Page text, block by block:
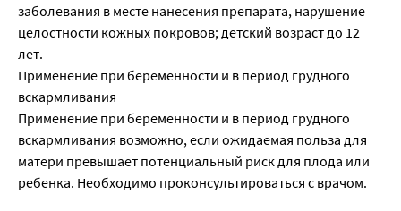
заболевания в месте нанесения препарата, нарушение
целостности кожных покровов; детский возраст до 12
лет.
Применение при беременности и в период грудного
вскармливания
Применение при беременности и в период грудного
вскармливания возможно, если ожидаемая польза для
матери превышает потенциальный риск для плода или
ребенка. Необходимо проконсультироваться с врачом.